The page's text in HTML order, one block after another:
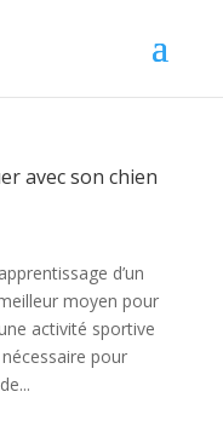
avec son chien
d’un
moyen pour
activité sportive
pour